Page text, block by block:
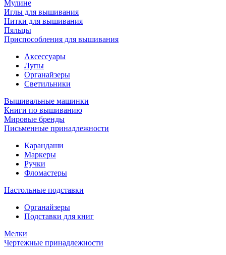
Мулине
Иглы для вышивания
Нитки для вышивания
Пяльцы
Приспособления для вышивания
Аксессуары
Лупы
Органайзеры
Светильники
Вышивальные машинки
Книги по вышиванию
Мировые бренды
Письменные принадлежности
Карандаши
Маркеры
Ручки
Фломастеры
Настольные подставки
Органайзеры
Подставки для книг
Мелки
Чертежные принадлежности